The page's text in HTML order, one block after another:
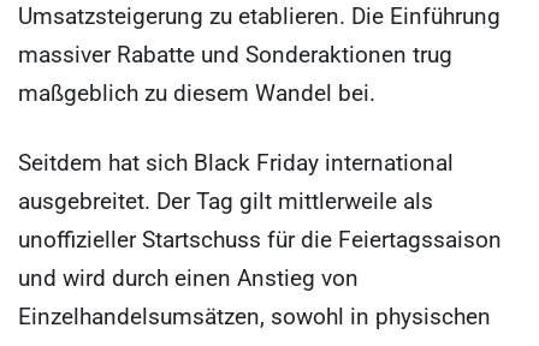
Umsatzsteigerung zu etablieren. Die Einführung
massiver Rabatte und Sonderaktionen trug
maßgeblich zu diesem Wandel bei.
Seitdem hat sich Black Friday international
ausgebreitet. Der Tag gilt mittlerweile als
unoffizieller Startschuss für die Feiertagssaison
und wird durch einen Anstieg von
Einzelhandelsumsätzen, sowohl in physischen